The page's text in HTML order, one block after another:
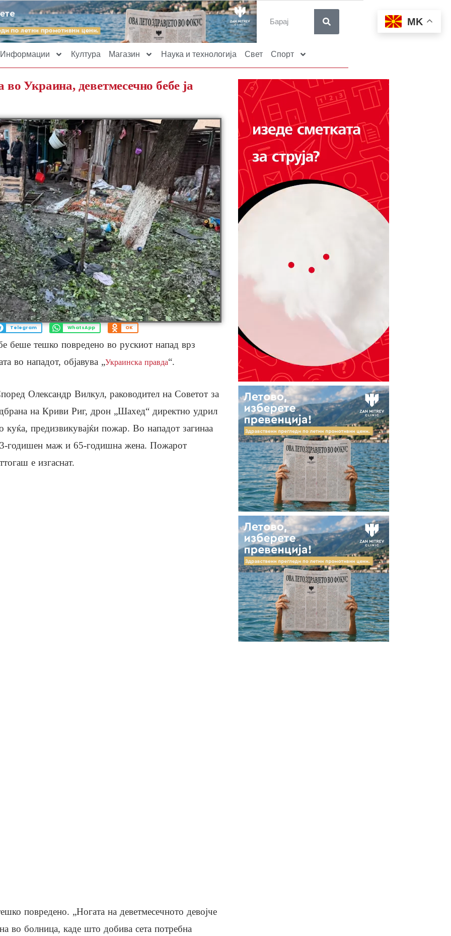
Информации Култура Магазин Наука и технологија Свет Спорт
Украина, деветмесечно бебе ја
Telegram WhatsApp OK
беше тешко повредено во рускиот напад врз
во нападот, објавува „Украинска правда“.
Олександр Вилкул, раководител на Советот за
на Криви Риг, дрон „Шахед“ директно удрил
куќа, предизвикувајќи пожар. Во нападот загинаа
годишен маж и 65-годишна жена. Пожарот
е изгаснат.
повредено. „Ногата на деветмесечното девојче
во болница, каде што добива сета потребна
MK